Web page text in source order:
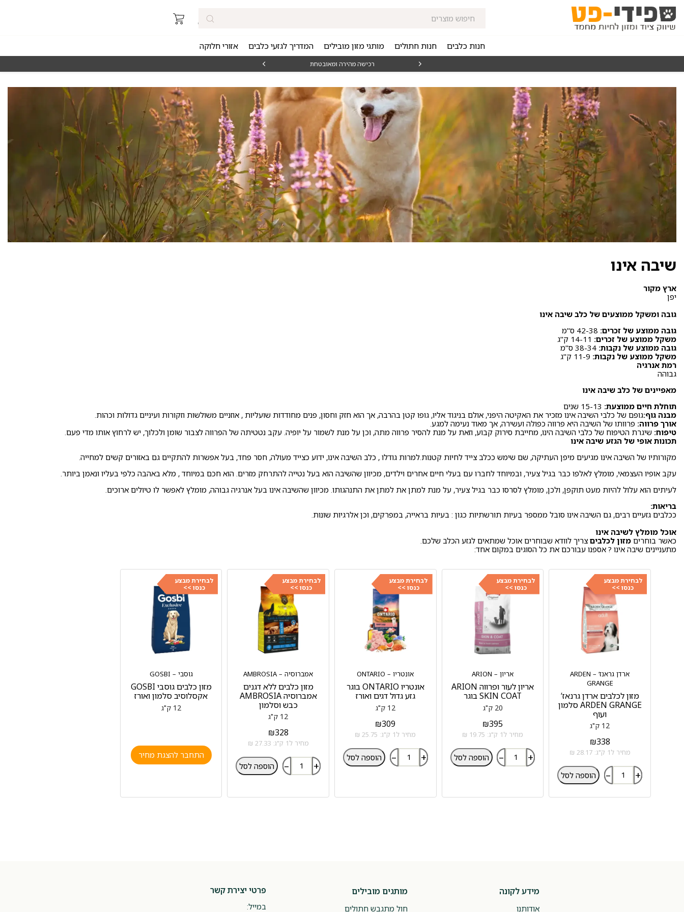
חנות כלבים חנות חתולים מותגי מזון מובילים המדריך לגזעי כלבים אזורי חלוקה
רכישה מהירה ומאובטחת
שיבה אינו
ארץ מקור
יפן
גובה ומשקל ממוצעים של כלב שיבה אינו
גובה ממוצע של זכרים: 42-38 ס"מ
משקל ממוצע של זכרים: 14-11 ק"ג
גובה ממוצע של נקבות: 38-34 ס"מ
משקל ממוצע של נקבות: 11-9 ק"ג
רמת אנרגיה
גבוהה
מאפיינים של כלב שיבה אינו
תוחלת חיים ממוצעת: 15-13 שנים
מבנה גוף:גופם של כלבי השיבה אינו מזכיר את האקיטה היפני, אולם בניגוד אליו, גופו קטן בהרבה, אך הוא חזק וחסון, פנים מחודדות שועליות , אוזניים משולשות וזקורות ועיניים גדולות וכהות.
אורך פרווה: פרוותו של השיבה היא פרווה כפולה ועשירה, אך מאוד נעימה למגע.
טיפוח: שיגרת הטיפוח של כלבי השיבה הינו, מחייבת סירוק קבוע, וזאת על מנת להסיר פרווה מתה, וכן על מנת לשמור על יופיה. עקב נטטיתה של הפרווה לצבור שומן ולכלוך, יש לרחוץ אותו מדי פעם.
תכונות אופי של הגזע שיבה אינו
מקורותיו של השיבה אינו מגיעים מיפן העתיקה, שם שימש ככלב צייד לחיות קטנות.למרות גודלו , כלב השיבה אינו, ידוע כצייד מעולה, חסר פחד, בעל אפשרות להתקיים גם באזורים קשים למחייה.
עקב אופיו העצמאי, מומלץ לאלפו כבר בגיל צעיר, ובמיוחד לחברו עם בעלי חיים אחרים וילדים, מכיוון שהשיבה הוא בעל נטייה להתרחק מזרים. הוא חכם במיוחד , מלא באהבה כלפי בעליו ונאמן ביותר.
לעיתים הוא עלול להיות מעט תוקפן, ולכן, מומלץ לסרסו כבר בגיל צעיר, על מנת למתן את למתן את התנהגותו. מכיוון שהשיבה אינו בעל אנרגיה גבוהה, מומלץ לאפשר לו טיולים ארוכים.
בריאות:
ככלבים גזעיים רבים, גם השיבה אינו סובל ממספר בעיות תורשתיות כגון : בעיות בראייה, במפרקים, וכן אלרגיות שונות.
אוכל מומלץ לשיבה אינו
כאשר בוחרים מזון לכלבים צריך לוודא שבוחרים אוכל שמתאים לגזע הכלב שלכם.
מתעניינים שיבה אינו ? אספנו עבורכם את כל הסוגים במקום אחד:
לבחירת מבצע
כנסו >>
ארדן גראנז‘ – ARDEN
GRANGE
מזון לכלבים ארדן גרנאז‘
ARDEN GRANGE סלמון
ועוף
12 ק"ג
₪338
מחיר ל1 ק"ג: 28.17 ₪
– + הוספה לסל
לבחירת מבצע
כנסו >>
אריון – ARION
אריון לעור ופרווה ARION
SKIN COAT בוגר
20 ק"ג
₪395
מחיר ל1 ק"ג: 19.75 ₪
– + הוספה לסל
לבחירת מבצע
כנסו >>
אונטריו – ONTARIO
אונטריו ONTARIO בוגר
גזע גדול דגים ואורז
12 ק"ג
₪309
מחיר ל1 ק"ג: 25.75 ₪
– + הוספה לסל
לבחירת מבצע
כנסו >>
אמברוסיה – AMBROSIA
מזון כלבים ללא דגנים
אמברוסיה AMBROSIA
כבש וסלמון
12 ק"ג
₪328
מחיר ל1 ק"ג: 27.33 ₪
– + הוספה לסל
לבחירת מבצע
כנסו >>
גוסבי – GOSBI
מזון כלבים גוסבי GOSBI
אקסלוסיב סלמון ואורז
12 ק"ג
התחבר להצגת מחיר
מידע לקונה
אודותנו
מותגים מובילים
חול מתגבש חתולים
פרטי יצירת קשר
במייל: